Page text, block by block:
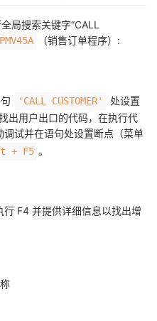
局搜索关键字“CALL
（销售订单程序）:
'CALL CUSTOMER'
处设置
出用户出口的代码，在执行代
调试并在语句处设置断点（菜单
+ F5 。
F4 并提供详细信息以找出增